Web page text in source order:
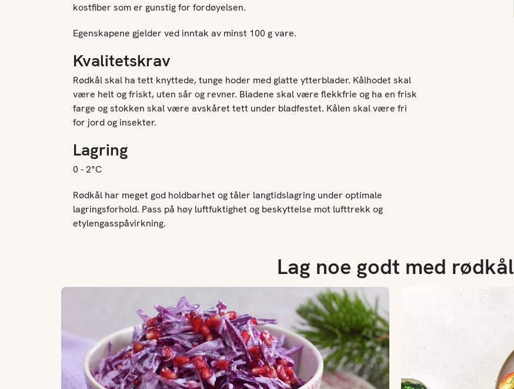
kostfiber som er gunstig for fordøyelsen.
Egenskapene gjelder ved inntak av minst 100 g vare.
Kvalitetskrav
Rødkål skal ha tett knyttede, tunge hoder med glatte ytterblader. Kålhodet skal
være helt og friskt, uten sår og revner. Bladene skal være flekkfrie og ha en frisk
farge og stokken skal være avskåret tett under bladfestet. Kålen skal være fri
for jord og insekter.
Lagring
0 - 2°C
Rødkål har meget god holdbarhet og tåler langtidslagring under optimale
lagringsforhold. Pass på høy luftfuktighet og beskyttelse mot lufttrekk og
etylengasspåvirkning.
Lag noe godt med rødkål
Kremet rødkålsalat med granateple Ovnsbakte epler og rødkål